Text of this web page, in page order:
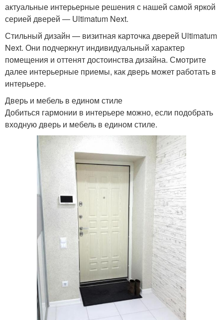
актуальные интерьерные решения с нашей самой яркой
серией дверей ― Ultimatum Next.
Стильный дизайн — визитная карточка дверей Ultimatum
Next. Они подчеркнут индивидуальный характер
помещения и оттенят достоинства дизайна. Смотрите
далее интерьерные приемы, как дверь может работать в
интерьере.
Дверь и мебель в едином стиле
Добиться гармонии в интерьере можно, если подобрать
входную дверь и мебель в едином стиле.